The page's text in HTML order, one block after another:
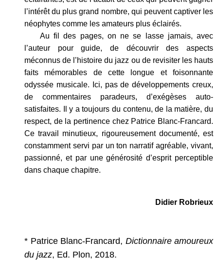
l’intérêt du plus grand nombre, qui peuvent captiver les
néophytes comme les amateurs plus éclairés.
Au fil des pages, on ne se lasse jamais, avec
l’auteur pour guide, de découvrir des aspects
méconnus de l’histoire du jazz ou de revisiter les hauts
faits mémorables de cette longue et foisonnante
odyssée musicale. Ici, pas de développements creux,
de commentaires paradeurs, d’exégèses auto-
satisfaites. Il y a toujours du contenu, de la matière, du
respect, de la pertinence chez Patrice Blanc-Francard.
Ce travail minutieux, rigoureusement documenté, est
constamment servi par un ton narratif agréable, vivant,
passionné, et par une générosité d’esprit perceptible
dans chaque chapitre.
Didier Robrieux
* Patrice Blanc-Francard, Dictionnaire amoureux
du jazz, Ed. Plon, 2018.